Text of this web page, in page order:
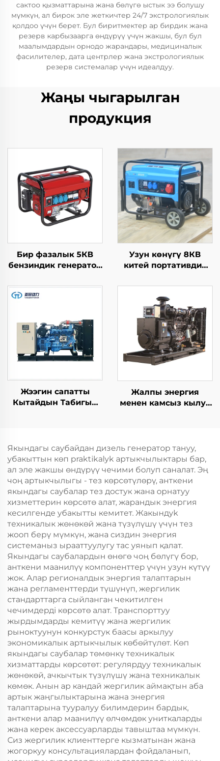
сактоо қызматтарына жана бөлүгө ыстык ээ болушу
мүмкүн, ал бирок эле жеткичтер 24/7 экстрологиялык
қолдоо үчүн берет. Бул биритмектер ар бирдик жана
резерв карбызаарга өндүрүү үчүн жакшы, бул бул
маалымдардын орнодо жарандары, медициналык
фасилителер, дата центрлер жана экстрологиялык
резерв системалар үчүн идеалдуу.
Жаңы чыгарылган
продукция
Бир фазалык 5КВ
бензиндик генератор
жагылуусуз двигун
650Вт нормалдуу үй
колдонуу Авто
частота 50Гц/60Гц
Узун көнүгү 8КВ
китей портативдик
нормалдуу күч бир
фазалык AC чыгарма
ичиндеги двигун
жана сатып алуу
Жээгин сапатты
Кытайдын Табигый
Даярдоо энергиясы
Газ генератор тобу
Жалпы энергия
менен камсыз кылуу
өндүрүү өнөр жай
дизелдик генератор
топтому
Якындагы саубайдан дизель генератор тануу,
убакыттын көп praktikalyk артыкчылыктары бар,
ал эле жакшы өндүрүү чечими болуп саналат. Эң
чоң артыкчылыгы - тез көрсөтүлөрү, анткени
якындагы саубалар тез достук жана орнатуу
хизметтерин көрсөтө алат, жарандык энергия
кесилгенде убакытты кемитет. Жакындyk
техникалык жөнөкөй жана түзүлүшү үчүн тез
жооп берү мүмкүн, жана сиздин энергия
системаныз ырааттуулугу тас уянып қалат.
Якындагы саубалардын өнөгө чоң бөлүгү бор,
анткени маанилүү компоненттер үчүн узун күтүү
жок. Алар регионалдык энергия талаптарын
жана регламенттерди түшүнүп, жергилик
стандарттарга сыйланган чекитилген
чечимдерді көрсөтө алат. Транспорттуу
жырдымдарды кемитүү жана жергилик
рыноктуунун конкурстук баасы аркылуу
экономикалык артыкчылык көбөйтүлөт. Көп
якындагы саубалар төмөнкү техникалык
хизматтарды көрсөтөт: регулярдуу техникалык
жөнөкөй, ачкычтык түзүлүшү жана техникалык
көмөк. Анын ар кандай жергилик аймақтын аба
артык жаңгылыктарына жана энергия
талаптарына тууралуу билимдерин бардык,
анткени алар маанилүү өлчөмдөк униткаларды
жана керек аксессуарларды тавыштаа мүмкүн.
Сиз жергилик клиенттерге кызматынан жана
жогоркуу консультациялардан фойдаланып,